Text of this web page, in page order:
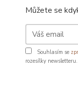
Můžete se
Souhlasím se
rozesílky newsletteru.